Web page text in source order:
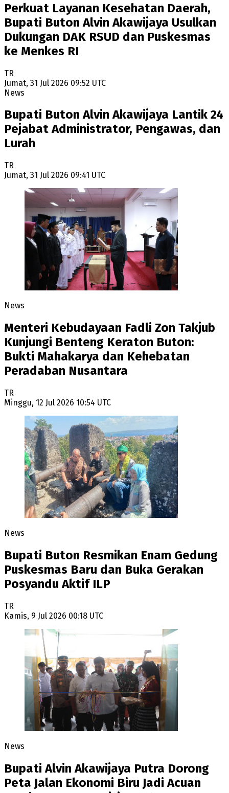
Perkuat Layanan Kesehatan Daerah,
Bupati Buton Alvin Akawijaya Usulkan
Dukungan DAK RSUD dan Puskesmas
ke Menkes RI
TR
Jumat, 31 Jul 2026 09:52 UTC
News
Bupati Buton Alvin Akawijaya Lantik 24
Pejabat Administrator, Pengawas, dan
Lurah
TR
Jumat, 31 Jul 2026 09:41 UTC
News
Menteri Kebudayaan Fadli Zon Takjub
Kunjungi Benteng Keraton Buton:
Bukti Mahakarya dan Kehebatan
Peradaban Nusantara
TR
Minggu, 12 Jul 2026 10:54 UTC
News
Bupati Buton Resmikan Enam Gedung
Puskesmas Baru dan Buka Gerakan
Posyandu Aktif ILP
TR
Kamis, 9 Jul 2026 00:18 UTC
News
Bupati Alvin Akawijaya Putra Dorong
Peta Jalan Ekonomi Biru Jadi Acuan